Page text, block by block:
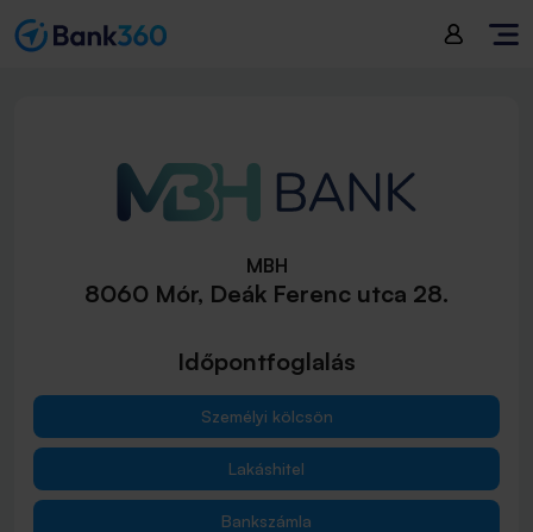
MBH
8060 Mór, Deák Ferenc utca 28.
Időpontfoglalás
Személyi kölcsön
Lakáshitel
Bankszámla